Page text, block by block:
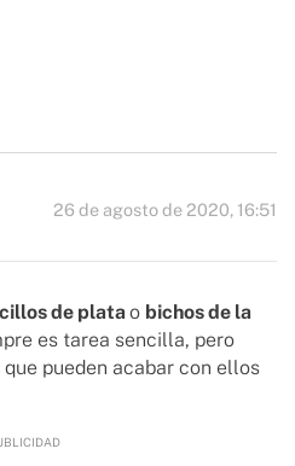
26 de agosto de 2020, 16:51
de plata o bichos de la
es tarea sencilla, pero
que pueden acabar con ellos